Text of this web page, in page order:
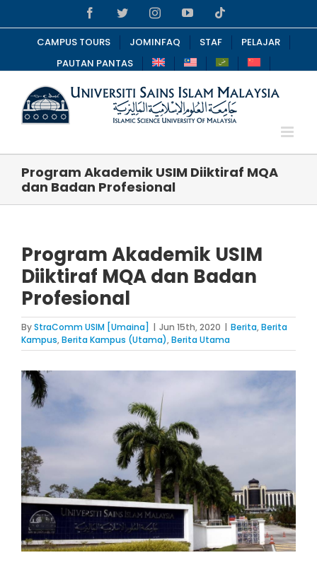
to
content
FacebookTwitterInstagramYouTube
CAMPUS TOURS JOMINFAQ STAF
PELAJAR
PAUTAN PANTAS
Program Akademik USIM Diiktiraf MQA
dan Badan Profesional
Program Akademik USIM
Diiktiraf MQA dan Badan
Profesional
ByStraComm USIM [Umaina] | Jun 15th, 2020 | Berita,Berita
Kampus,Berita Kampus (Utama),Berita Utama
View
Larger
Image